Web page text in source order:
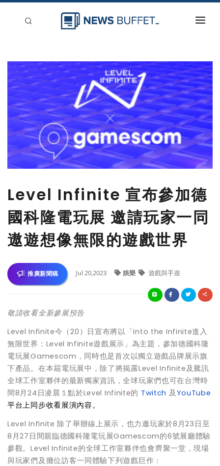
新聞稿分類
登入
刊登
Level Infinite 宣布參加德
國科隆電玩展 邀請玩家一同
遨遊想像無限的遊戲世界
推廣新聞稿 Jul 20,2023 娛樂 遊戲與手遊
敬請收看全新參展預告
Level Infinite今（20）日宣布將以「Into the Infinite進入
無限世界：Level Infinite遊戲展示」為主題，參加德國科隆
電玩展Gamescom，同時也是首次以獨立遊戲品牌展示旗
下產品。在本屆電玩展中，除了將揭露Level Infinite及騰訊
全球工作室夥伴的最新獨家資訊，全球玩家們也可在台灣時
間8月24日凌晨１點於Level Infinite的 Twitch 及YouTube
平台上同步收看展演內容。
Level Infinite 除了舉辦線上展示，也力邀玩家於8月23日至
8月27日間親臨德國科隆電玩展Gamescom的6號展廳體驗
參觀。Level Infinite的全球工作室夥伴也會齊聚一堂，現場
與玩家們及攤位訪客一同體驗下列遊戲巨作：